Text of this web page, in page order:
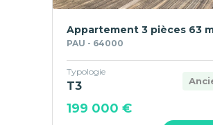
Appartement 3 pièces 63
PAU - 64000
Typologie
T3
199 000 €